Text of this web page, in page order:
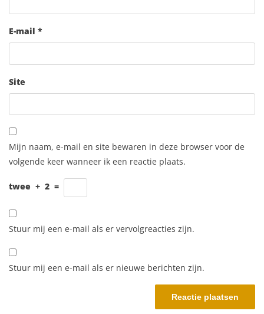
E-mail *
Site
Mijn naam, e-mail en site bewaren in deze browser voor de
volgende keer wanneer ik een reactie plaats.
twee + 2 =
Stuur mij een e-mail als er vervolgreacties zijn.
Stuur mij een e-mail als er nieuwe berichten zijn.